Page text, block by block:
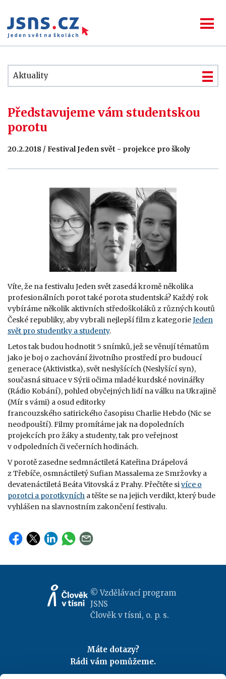
Aktuality
Představujeme vám studentskou
porotu
20.2.2018 / Festival Jeden svět - projekce pro školy
Víte, že na festivalu Jeden svět zasedá kromě několika
profesionálních porot také porota studentská? Každý rok
vybíráme několik aktivních středoškoláků z různých koutů
České republiky, aby vybrali nejlepší film z kategorieJeden
svět pro studentky a studenty.
Letos tak budou hodnotit 5 snímků, jež se věnují tématům
jako je boj o zachování životního prostředí pro budoucí
generace (Aktivistka), svět neslyšících (Neslyšící syn),
současná situace v Sýrii očima mladé kurdské novinářky
(Rádio Kobání), pohled obyčejných lidí na válku na Ukrajině
(Mír s vámi) a osud editorky
francouzského satirického časopisu Charlie Hebdo (Nic se
neodpouští). Filmy promítáme jak na dopoledních
projekcích pro žáky a studenty, tak pro veřejnost
v odpoledních či večerních hodinách.
V porotě zasedne sedmnáctiletá Kateřina Drápelová
z Třebíče, osmnáctiletý Sufian Massalema ze Smržovky a
devatenáctiletá Beáta Vitovská z Prahy. Přečtěte sivíce o
porotci a porotkyních a těšte se na jejich verdikt, který bude
vyhlášen na slavnostním zakončení festivalu.
© Vzdělávací program
JSNS
Člověk v tísni, o. p. s.
Máte dotazy?
Rádi vám pomůžeme.